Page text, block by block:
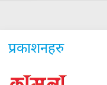
प्रकाशनहरु